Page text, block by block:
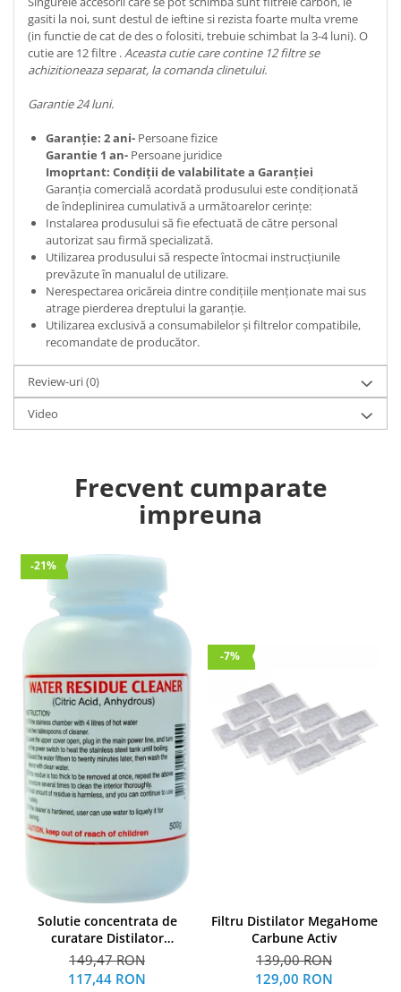
gasiti la noi, sunt destul de ieftine si rezista foarte multa vreme
(in functie de cat de des o folositi, trebuie schimbat la 3-4 luni). O
cutie are 12 filtre .Aceasta cutie care contine 12 filtre se
achizitioneaza separat, la comanda clinetului.
Garantie 24 luni.
Garanție: 2 ani- Persoane fizice
Garantie 1 an- Persoane juridice
Imoprtant: Condiții de valabilitate a Garanției
Garanția comercială acordată produsului este condiționată
de îndeplinirea cumulativă a următoarelor cerințe:
Instalarea produsului să fie efectuată de către personal
autorizat sau firmă specializată.
Utilizarea produsului să respecte întocmai instrucțiunile
prevăzute în manualul de utilizare.
Nerespectarea oricăreia dintre condițiile menționate mai sus
atrage pierderea dreptului la garanție.
Utilizarea exclusivă a consumabilelor și filtrelor compatibile,
recomandate de producător.
Review-uri(0)
Video
Frecvent cumparate
impreuna
-21%
Solutie concentrata de
curatare Distilator
MegaHome 500 g
149,47 RON
117,44 RON
-7%
Filtru Distilator MegaHome
Carbune Activ
139,00 RON
129,00 RON